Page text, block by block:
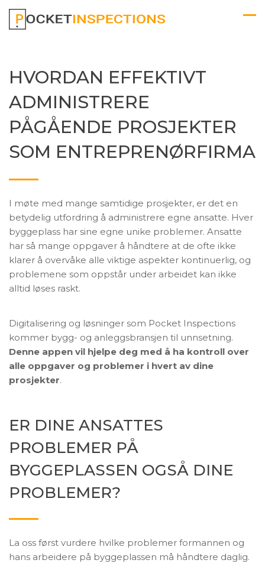
HVORDAN EFFEKTIVT
ADMINISTRERE
PÅGÅENDE PROSJEKTER
SOM ENTREPRENØRFIRMA
I møte med mange samtidige prosjekter, er det en
betydelig utfordring å administrere egne ansatte. Hver
byggeplass har sine egne unike problemer. Ansatte
har så mange oppgaver å håndtere at de ofte ikke
klarer å overvåke alle viktige aspekter kontinuerlig, og
problemene som oppstår under arbeidet kan ikke
alltid løses raskt.
Digitalisering og løsninger som Pocket Inspections
kommer bygg- og anleggsbransjen til unnsetning.
Denne appen vil hjelpe deg med å ha kontroll over
alle oppgaver og problemer i hvert av dine
prosjekter.
ER DINE ANSATTES
PROBLEMER PÅ
BYGGEPLASSEN OGSÅ DINE
PROBLEMER?
La oss først vurdere hvilke problemer formannen og
hans arbeidere på byggeplassen må håndtere daglig.